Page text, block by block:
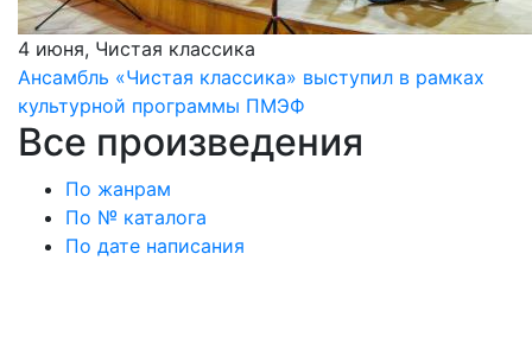
4 июня, Чистая классика
Ансамбль «Чистая классика» выступил в рамках
культурной программы ПМЭФ
Все произведения
По жанрам
По № каталога
По дате написания